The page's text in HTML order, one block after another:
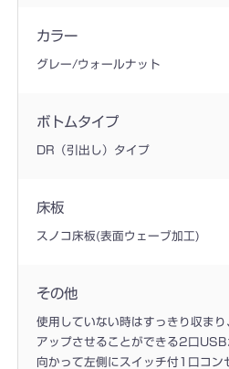
カラー
グレー/ウォールナット
ボトムタイプ
DR（引出し）タイプ
床板
スノコ床板(表面ウェーブ加工)
その他
使用していない時はすっきり収ま
アップさせることができる2口USB
向かって左側にスイッチ付1口コン